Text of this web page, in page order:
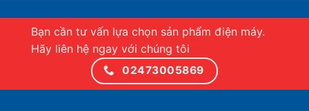
Bạn cần tư vấn lựa chọn sản phẩm điện máy.
Hãy liên hệ ngay với chúng tôi
02473005869